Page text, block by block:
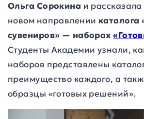
Ольга Сорокина и
новом направлении каталога
сувениров» — наборах
Студенты Академии узнали,
наборов представлены
преимущество каждого, а
образцы «готовых решений».